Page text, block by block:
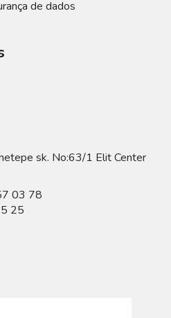
de dados
sk. No:63/1 Elit Center
03 78
25